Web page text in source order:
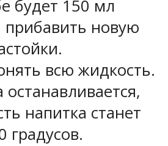
будет 150 мл
прибавить новую
всю жидкость.
останавливается,
напитка станет
градусов.